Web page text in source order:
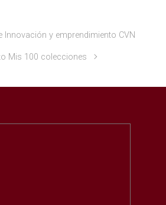
Innovación y emprendimiento CVN
Mis 100 colecciones